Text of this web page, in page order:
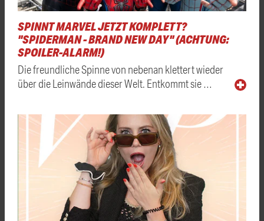
SPINNT MARVEL JETZT KOMPLETT?
"SPIDERMAN - BRAND NEW DAY" (ACHTUNG:
SPOILER-ALARM!)
Die freundliche Spinne von nebenan klettert wieder
über die Leinwände dieser Welt. Entkommt sie …